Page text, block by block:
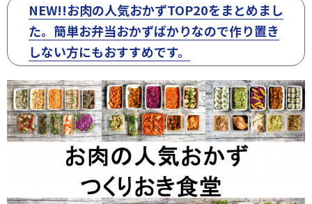
NEW!!お肉の人気おかずTOP20をまとめまし
た。簡単お弁当おかずばかりなので作り置き
しない方にもおすすめです。